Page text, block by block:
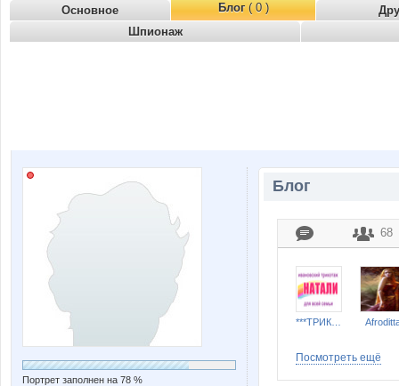
Основное Блог( 0 )
Шпионаж
Портрет заполнен на 78 %
Блог
68
Посмотреть ещё